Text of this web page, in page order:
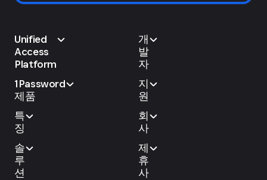
Unified
Access
Platform
1Password
제품
특
징
솔
루
션
개
발
자
지
원
회
사
제
휴
사